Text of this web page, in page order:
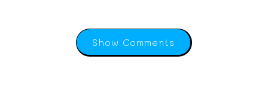
Show Comments